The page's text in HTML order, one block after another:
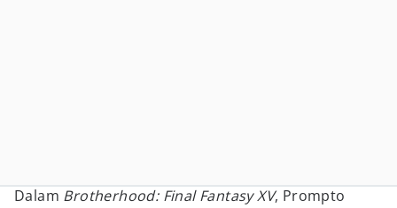
Dalam Brotherhood: Final Fantasy XV, Prompto